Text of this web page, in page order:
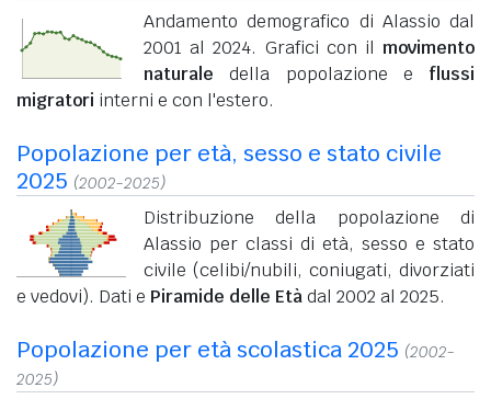
Andamento demografico di Alassio dal
2001 al 2024. Grafici con il movimento
naturale della popolazione e flussi
migratori interni e con l'estero.
Popolazione per età, sesso e stato civile
2025 (2002-2025)
Distribuzione della popolazione di
Alassio per classi di età, sesso e stato
civile (celibi/nubili, coniugati, divorziati
e vedovi). Dati e Piramide delle Etàdal 2002 al 2025.
Popolazione per età scolastica 2025 (2002-
2025)